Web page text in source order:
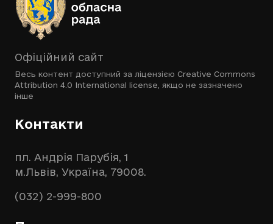
Офіційний сайт
Весь контент доступний за ліцензією Creative Commons
Attribution 4.0 International license , якщо не зазначено
інше
Контакти
пл. Андрія Парубія, 1
м.Львів, Україна, 79008.
(032) 2-999-800